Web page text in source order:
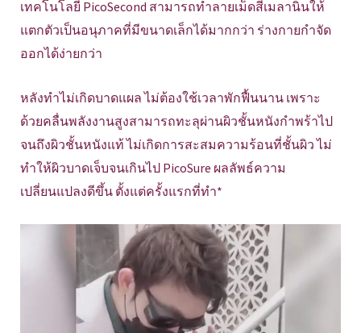
เทคโนโลยี PicoSecond สามารถทำลายเม็ดสีเมลานินให้
แตกตัวเป็นอนุภาคที่มีขนาดเล็กได้มากกว่า ร่างกายกำจัด
ออกได้ง่ายกว่า
หลังทำไม่เกิดบาดแผล ไม่ต้องใช้เวลาพักฟื้นนาน เพราะ
ด้วยคลื่นพลังงานสูงสามารถทะลุผ่านผิวชั้นหนังกำพร้าไป
จนถึงผิวชั้นหนังแท้ ไม่เกิดการสะสมความร้อนที่ชั้นผิว ไม่
ทำให้ผิวบาดเจ็บจนเกินไป PicoSure ผลลัพธ์ความ
เปลี่ยนแปลงดีขึ้น ตั้งแต่ครั้งแรกที่ทำ*